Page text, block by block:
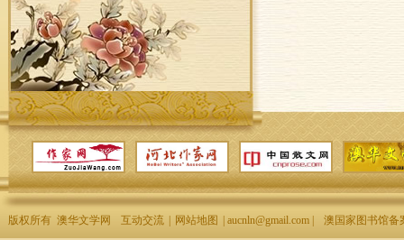
版权所有 澳华文学网 互动交流 网站地图 | aucnln@gmail.com | 澳国家图书馆备